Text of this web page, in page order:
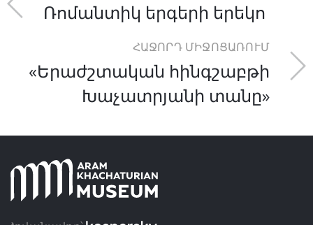
Ռոմանտիկ երգերի երեկո
ՀԱՋՈՐԴ ՄԻՋՈՑԱՌՈՒՄ
«Երաժշտական հինգշաբթի
Խաչատրյանի տանը»